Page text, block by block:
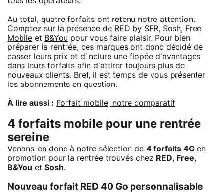
Au total, quatre forfaits ont retenu notre attention.
Comptez sur la présence de RED by SFR, Sosh, Free
Mobile et B&You pour vous faire plaisir. Pour bien
préparer la rentrée, ces marques ont donc décidé de
casser leurs prix et d'inclure une flopée d'avantages
dans leurs forfaits afin d'attirer toujours plus de
nouveaux clients. Bref, il est temps de vous présenter
les abonnements en question.
À lire aussi : Forfait mobile, notre comparatif
4 forfaits mobile pour une rentrée
sereine
Venons-en donc à notre sélection de 4 forfaits 4G en
promotion pour la rentrée trouvés chez RED, Free,
B&You et Sosh.
Nouveau forfait RED 40 Go personnalisable